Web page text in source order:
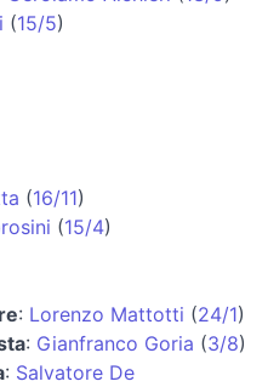
(15/5)
(16/11)
(15/4)
: Lorenzo Mattotti (24/1)
: Gianfranco Goria (3/8)
: Salvatore De